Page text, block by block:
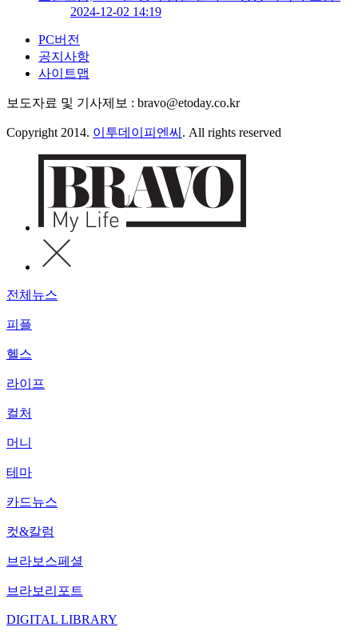
2024-12-02 14:19
PC버전
공지사항
사이트맵
보도자료 및 기사제보 : bravo@etoday.co.kr
Copyright 2014. 이투데이피엔씨 . All rights reserved
전체뉴스
피플
헬스
라이프
컬처
머니
테마
카드뉴스
컷&칼럼
브라보스페셜
브라보리포트
DIGITAL LIBRARY